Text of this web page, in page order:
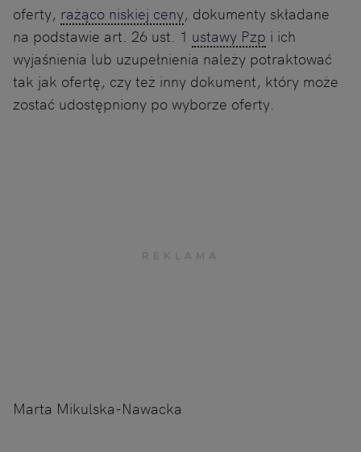
oferty, rażąco niskiej ceny, dokumenty składane
na podstawie art. 26 ust. 1 ustawy Pzp i ich
wyjaśnienia lub uzupełnienia należy potraktować
tak jak ofertę, czy też inny dokument, który może
zostać udostępniony po wyborze oferty.
Marta Mikulska-Nawacka